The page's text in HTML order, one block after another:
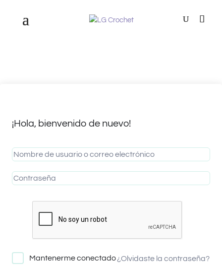
¡Hola, bienvenido de nuevo!
Mantenerme conectado¿Olvidaste la contraseña?